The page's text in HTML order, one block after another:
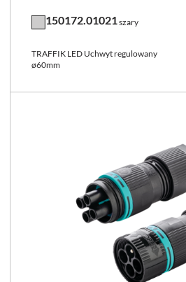
150172.01021szary
TRAFFIK LED Uchwyt regulowany
ø60mm